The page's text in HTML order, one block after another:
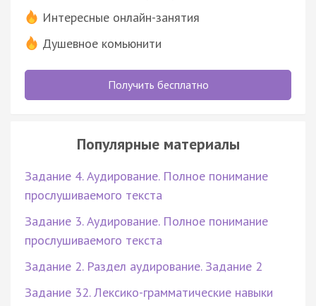
Интересные онлайн-занятия
Душевное комьюнити
Получить бесплатно
Популярные материалы
Задание 4. Аудирование. Полное понимание
прослушиваемого текста
Задание 3. Аудирование. Полное понимание
прослушиваемого текста
Задание 2. Раздел аудирование. Задание 2
Задание 32. Лексико-грамматические навыки